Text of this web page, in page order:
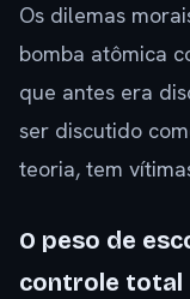
Os dilemas
bomba atômica
que antes era
ser discutido
teoria, tem
O peso de
controle total